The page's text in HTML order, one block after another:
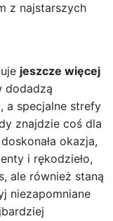
z najstarszych
jeszcze więcej
dodadzą
a specjalne strefy
znajdzie coś dla
okazja,
i rękodzieło,
ale również staną
niezapomniane